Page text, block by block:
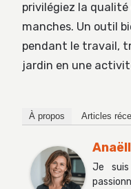
privilégiez la qualité
manches. Un outil
pendant le travail,
jardin en une
À propos Articles
Je suis